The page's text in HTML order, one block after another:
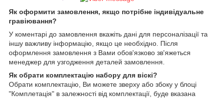
Як оформити замовлення, якщо потрібне індивідуальне
гравіювання?
У коментарі до замовлення вкажіть дані для персоналізації та
іншу важливу інформацію, якщо це необхідно. Після
оформлення замовлення з Вами обов'язково зв'яжеться
менеджер для узгодження деталей замовлення.
Як обрати комплектацію набору для віскі?
Обрати комплектацію, Ви можете зверху або збоку у блоці
"Комплетація" в залежності від комплектації, буде вказана